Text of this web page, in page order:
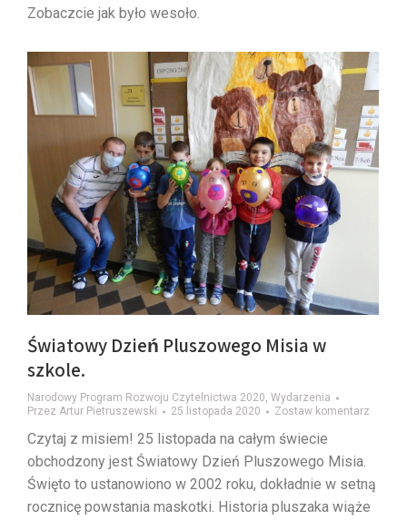
Zobaczcie jak było wesoło.
Światowy Dzień Pluszowego Misia w
szkole.
Narodowy Program Rozwoju Czytelnictwa 2020, Wydarzenia
Przez Artur Pietruszewski 25 listopada 2020 Zostaw komentarz
Czytaj z misiem! 25 listopada na całym świecie
obchodzony jest Światowy Dzień Pluszowego Misia.
Święto to ustanowiono w 2002 roku, dokładnie w setną
rocznicę powstania maskotki. Historia pluszaka wiąże